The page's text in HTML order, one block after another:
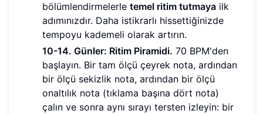
bölümlendirmelerle temel ritim tutmaya ilk
adımınızdır. Daha istikrarlı hissettiğinizde
tempoyu kademeli olarak artırın.
10-14. Günler: Ritim Piramidi. 70 BPM'den
başlayın. Bir tam ölçü çeyrek nota, ardından
bir ölçü sekizlik nota, ardından bir ölçü
onaltılık nota (tıklama başına dört nota)
çalın ve sonra aynı sırayı tersten izleyin: bir